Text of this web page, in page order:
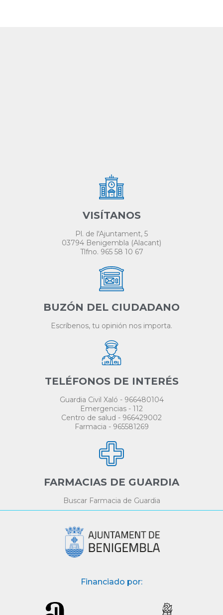
VISÍTANOS
Pl. de l'Ajuntament, 5
03794 Benigembla (Alacant)
Tlfno. 965 58 10 67
BUZÓN DEL CIUDADANO
Escríbenos, tu opinión nos importa.
TELÉFONOS DE INTERÉS
Guardia Civil Xaló - 966480104
Emergencias - 112
Centro de salud - 966429002
Farmacia - 965581269
FARMACIAS DE GUARDIA
Buscar Farmacia de Guardia
Financiado por: